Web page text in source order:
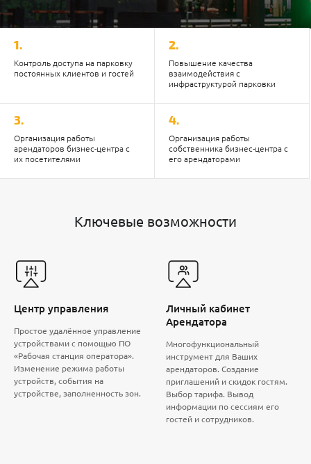
1.
Контроль доступа на парковку
постоянных клиентов и гостей
2.
Повышение качества
взаимодействия с
инфраструктурой парковки
3.
Организация работы
арендаторов бизнес-центра с
их посетителями
4.
Организация работы
собственника бизнес-центра с
его арендаторами
Ключевые возможности
Центр управления
Простое удалённое управление
устройствами с помощью ПО
«Рабочая станция оператора».
Изменение режима работы
устройств, события на
устройстве, заполненность зон.
Личный кабинет
Арендатора
Многофункциональный
инструмент для Ваших
арендаторов. Создание
приглашений и скидок гостям.
Выбор тарифа. Вывод
информации по сессиям его
гостей и сотрудников.